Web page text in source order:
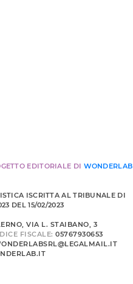
EDITORIALE DI WONDERLAB
ISCRITTA AL TRIBUNALE DI
DEL 15/02/2023
VIA L. STAIBANO, 3
FISCALE: 05767930653